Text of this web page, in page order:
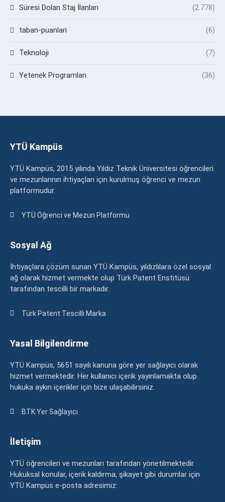
Süresi Dolan Staj İlanları (2.778)
taban-puanlari (6)
Teknoloji (7)
Yetenek Programları (36)
YTÜ Kampüs
YTÜ Kampüs, 2015 yılında Yıldız Teknik Üniversitesi öğrencileri
ve mezunlarının ihtiyaçları için kurulmuş öğrenci ve mezun
platformudur.
YTÜ Öğrenci ve Mezun Platformu
Sosyal Ağ
İhtiyaçlara çözüm sunan YTÜ Kampüs, yıldızlılara özel sosyal
ağ olarak hizmet vermekte olup Türk Patent Enstitüsü
tarafından tescilli bir markadır.
Türk Patent Tescilli Marka
Yasal Bilgilendirme
YTÜ Kampüs, 5651 sayılı kanuna göre yer sağlayıcı olarak
hizmet vermektedir. Her kullanıcı içerik yayınlamakta olup
hukuka aykırı içerikler için bize ulaşabilirsiniz.
BTK Yer Sağlayıcı
İletişim
YTÜ öğrencileri ve mezunları tarafından yönetilmektedir.
Hukuksal konular, içerik kaldırma, şikayet gibi durumlar için
YTÜ Kampüs e-posta adresimiz: